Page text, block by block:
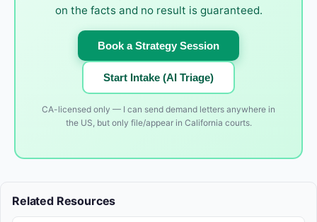
on the facts and no result is guaranteed.
Book a Strategy Session
Start Intake (AI Triage)
CA-licensed only — I can send demand letters anywhere in
the US, but only file/appear in California courts.
Related Resources